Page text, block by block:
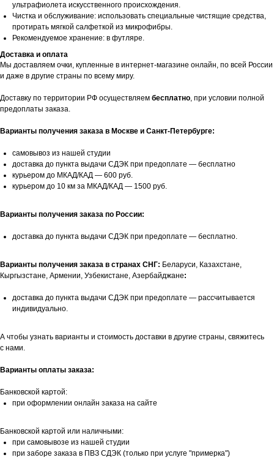
ультрафиолета искусственного происхождения.
Чистка и обслуживание: использовать специальные чистящие средства,
протирать мягкой салфеткой из микрофибры.
Рекомендуемое хранение: в футляре.
Доставка и оплата
Мы доставляем очки, купленные в интернет-магазине онлайн, по всей России
и даже в другие страны по всему миру.
Доставку по территории РФ осуществляем бесплатно, при условии полной
предоплаты заказа.
Варианты получения заказа в Москве и Санкт-Петербурге:
самовывоз из нашей студии
доставка до пункта выдачи СДЭК при предоплате — бесплатно
курьером до МКАД/КАД — 600 руб.
курьером до 10 км за МКАД/КАД — 1500 руб.
Варианты получения заказа по России:
доставка до пункта выдачи СДЭК при предоплате — бесплатно.
Варианты получения заказа в странах СНГ: Беларуси, Казахстане,
Кыргызстане, Армении, Узбекистане, Азербайджане:
доставка до пункта выдачи СДЭК при предоплате — рассчитывается
индивидуально.
А чтобы узнать варианты и стоимость доставки в другие страны, свяжитесь
с нами.
Варианты оплаты заказа:
Банковской картой:
при оформлении онлайн заказа на сайте
Банковской картой или наличными:
при самовывозе из нашей студии
при заборе заказа в ПВЗ СДЭК (только при услуге "примерка")